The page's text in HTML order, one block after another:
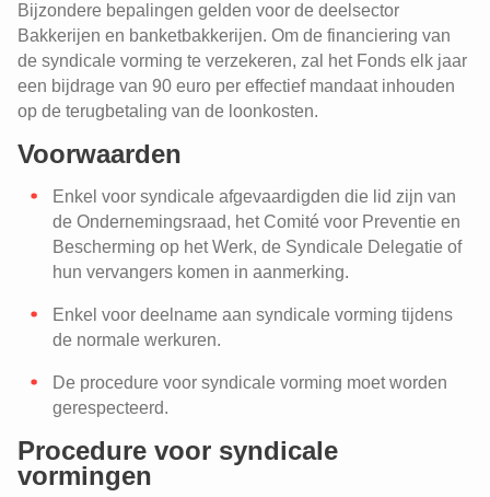
Bijzondere bepalingen gelden voor de deelsector
Bakkerijen en banketbakkerijen. Om de financiering van
de syndicale vorming te verzekeren, zal het Fonds elk jaar
een bijdrage van 90 euro per effectief mandaat inhouden
op de terugbetaling van de loonkosten.
Voorwaarden
Enkel voor syndicale afgevaardigden die lid zijn van
de Ondernemingsraad, het Comité voor Preventie en
Bescherming op het Werk, de Syndicale Delegatie of
hun vervangers komen in aanmerking.
Enkel voor deelname aan syndicale vorming tijdens
de normale werkuren.
De procedure voor syndicale vorming moet worden
gerespecteerd.
Procedure voor syndicale
vormingen